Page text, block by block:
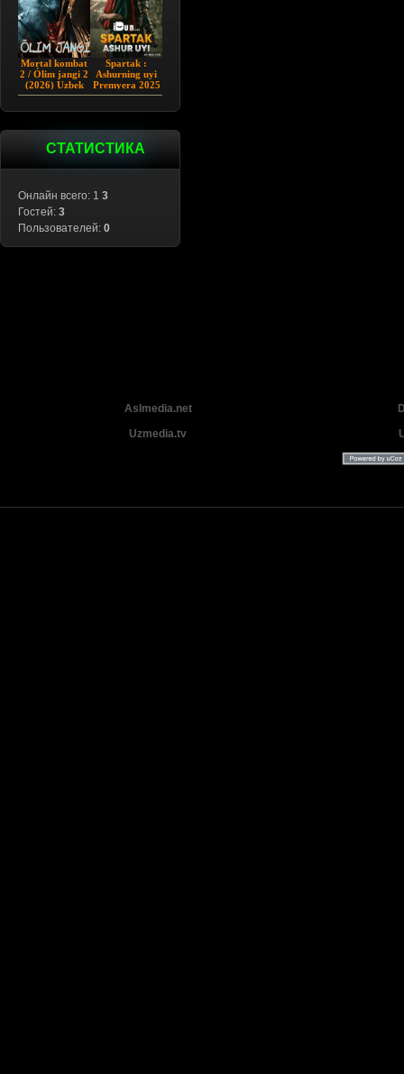
Mortal kombat
2 / Ólim jangi 2
(2026) Uzbek
tilida
Spartak :
Ashurning uyi
Premyera 2025
Barcha qismlar
СТАТИСТИКА
Онлайн всего: 1 3
Гостей: 3
Пользователей: 0
Aslmedia.net
Uzmedia.tv